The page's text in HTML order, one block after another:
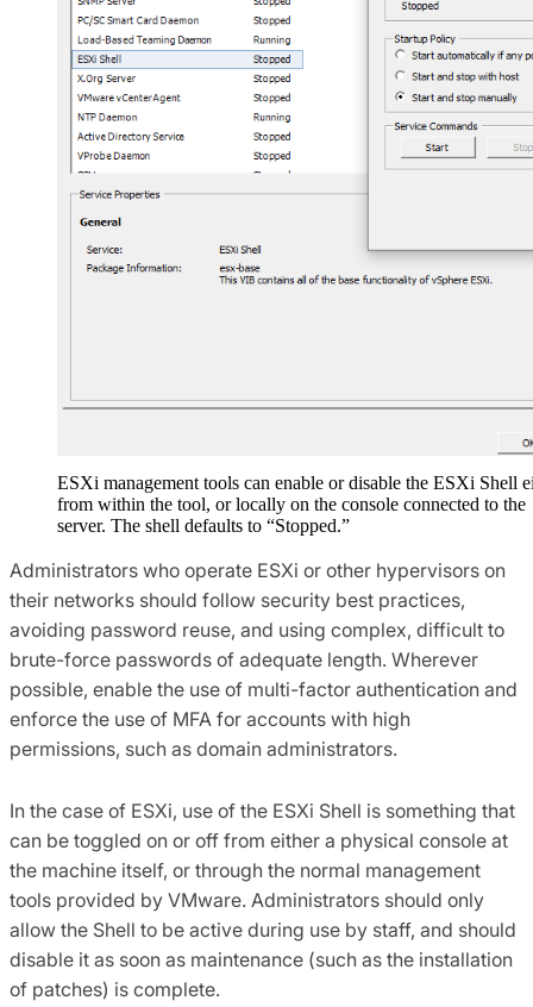
ESXi management tools can enable or disable the ESXi Shell
from within the tool, or locally on the console connected to the
server. The shell defaults to “Stopped.”
Administrators who operate ESXi or other hypervisors on
their networks should follow security best practices,
avoiding password reuse, and using complex, difficult to
brute-force passwords of adequate length. Wherever
possible, enable the use of multi-factor authentication and
enforce the use of MFA for accounts with high
permissions, such as domain administrators.
In the case of ESXi, use of the ESXi Shell is something that
can be toggled on or off from either a physical console at
the machine itself, or through the normal management
tools provided by VMware. Administrators should only
allow the Shell to be active during use by staff, and should
disable it as soon as maintenance (such as the installation
of patches) is complete.